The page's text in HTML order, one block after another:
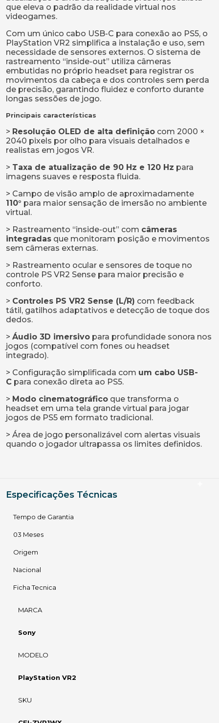
que eleva o padrão da realidade virtual nos
videogames.
Com um único cabo USB-C para conexão ao PS5, o
PlayStation VR2 simplifica a instalação e uso, sem
necessidade de sensores externos. O sistema de
rastreamento “inside-out” utiliza câmeras
embutidas no próprio headset para registrar os
movimentos da cabeça e dos controles sem perda
de precisão, garantindo fluidez e conforto durante
longas sessões de jogo.
Principais características
> Resolução OLED de alta definição com 2000 ×
2040 pixels por olho para visuais detalhados e
realistas em jogos VR.
> Taxa de atualização de 90 Hz e 120 Hz para
imagens suaves e resposta fluida.
> Campo de visão amplo de aproximadamente
110° para maior sensação de imersão no ambiente
virtual.
> Rastreamento “inside-out” com câmeras
integradas que monitoram posição e movimentos
sem câmeras externas.
> Rastreamento ocular e sensores de toque no
controle PS VR2 Sense para maior precisão e
conforto.
> Controles PS VR2 Sense (L/R) com feedback
tátil, gatilhos adaptativos e detecção de toque dos
dedos.
> Áudio 3D imersivo para profundidade sonora nos
jogos (compatível com fones ou headset
integrado).
> Configuração simplificada com um cabo USB-
C para conexão direta ao PS5.
> Modo cinematográfico que transforma o
headset em uma tela grande virtual para jogar
jogos de PS5 em formato tradicional.
> Área de jogo personalizável com alertas visuais
quando o jogador ultrapassa os limites definidos.
Especificações Técnicas
Tempo de Garantia
03 Meses
Origem
Nacional
Ficha Tecnica
MARCA
Sony
MODELO
PlayStation VR2
SKU